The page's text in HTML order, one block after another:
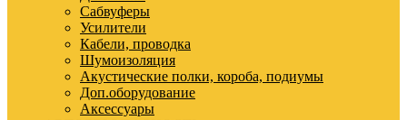
Сабвуферы
Усилители
Кабели, проводка
Шумоизоляция
Акустические полки, короба, подиумы
Доп.оборудование
Аксессуары